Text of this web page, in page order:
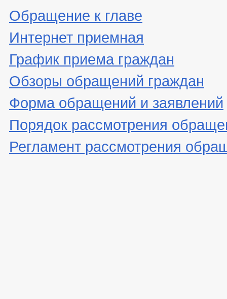
Обращение к главе
Интернет приемная
График приема граждан
Обзоры обращений граждан
Форма обращений и заявлений
Порядок рассмотрения
Регламент рассмотрения